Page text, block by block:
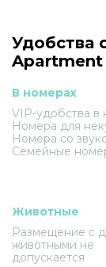
Удобства
Apartment
В номерах
VIP-удобства в
Номера для
Номера со
Семейные
Животные
Размещение с
животными не
допускается